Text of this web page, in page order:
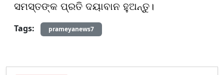
ସମସ୍ତଙ୍କ ପ୍ରତି ଦୟାବାନ ହୁଅନ୍ତୁ।
Tags:
prameyanews7